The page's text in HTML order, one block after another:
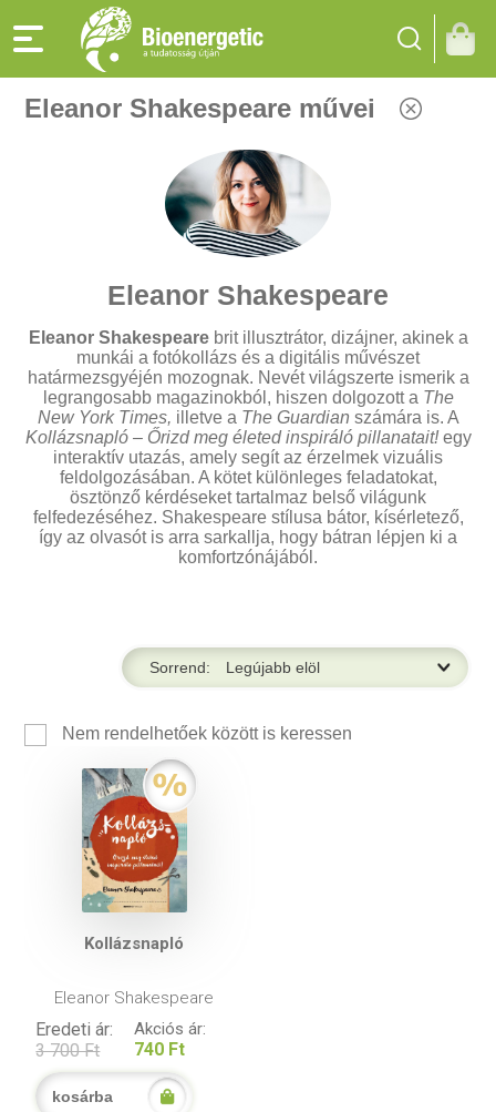
Eleanor Shakespeare művei
Eleanor Shakespeare
Eleanor Shakespearebrit illusztrátor, dizájner, akinek a
munkái a fotókollázs és a digitális művészet
határmezsgyéjén mozognak. Nevét világszerte ismerik a
legrangosabb magazinokból, hiszen dolgozott a The
New York Times, illetve a The Guardian számára is. A
Kollázsnapló – Őrizd meg életed inspiráló pillanatait!egy
interaktív utazás, amely segít az érzelmek vizuális
feldolgozásában. A kötet különleges feladatokat,
ösztönző kérdéseket tartalmaz belső világunk
felfedezéséhez. Shakespeare stílusa bátor, kísérletező,
így az olvasót is arra sarkallja, hogy bátran lépjen ki a
komfortzónájából.
Sorrend:
Nem rendelhetőek között is keressen
Kollázsnapló
Eleanor Shakespeare
Eredeti ár:
3 700 Ft
Akciós ár:
740 Ft
kosárba